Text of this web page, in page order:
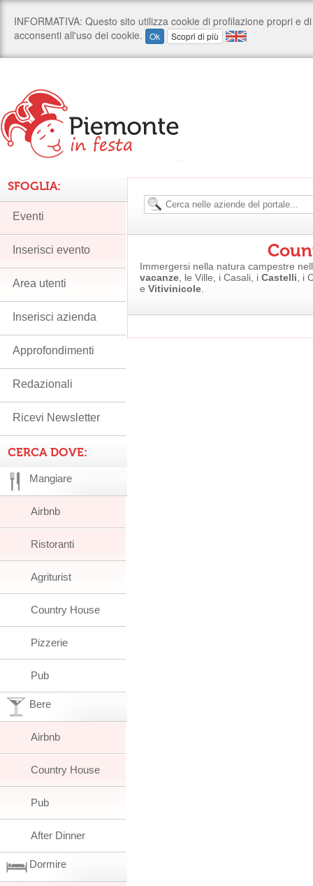
Immergersi nella natura campestre
vacanze , le Ville, i Casali, i Castelli , i
e Vitivinicole
SFOGLIA:
Eventi
Inserisci evento
Area utenti
Inserisci azienda
Approfondimenti
Redazionali
Ricevi Newsletter
CERCA DOVE:
Mangiare
Airbnb
Ristoranti
Agriturist
Country House
Pizzerie
Pub
Bere
Airbnb
Country House
Pub
After Dinner
Dormire